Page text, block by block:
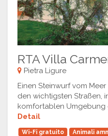
RTA Villa
Pietra Ligure
Einen Steinwurf vom
den wichtigsten Straßen,
komfortablen Umgebung
Detail
Wi-Fi gratuito
Animali